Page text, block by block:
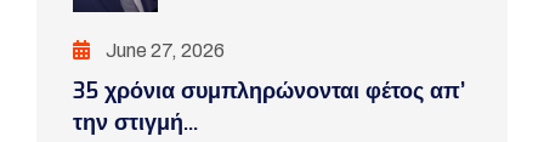
June 27, 2026
35 χρόνια συμπληρώνονται φέτος απ’
την στιγμή...